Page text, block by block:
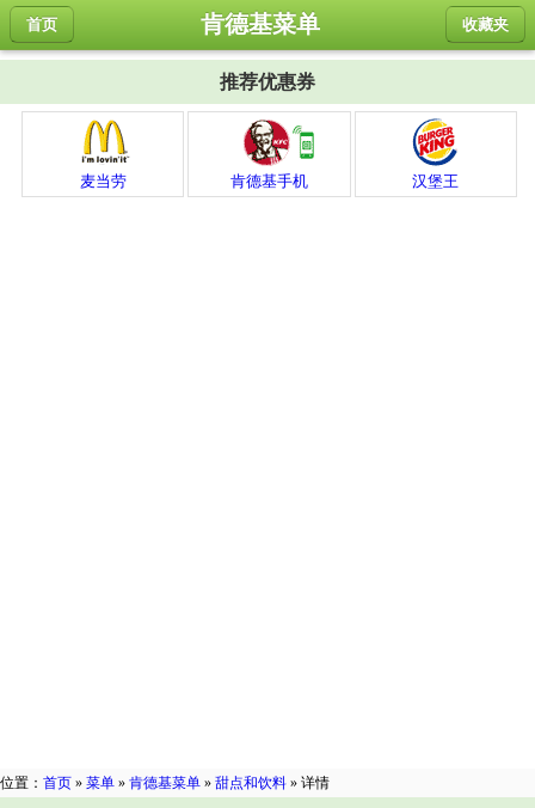
首页 收藏夹
肯德基菜单
推荐优惠券
麦当劳 肯德基手机 汉堡王
位置： 首页 » 菜单 » 肯德基菜单 » 甜点和饮料 » 详情